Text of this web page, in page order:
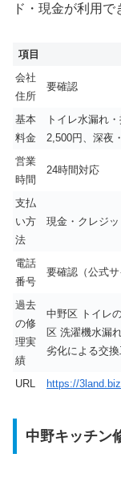
ド・現金が利用で
項目
会社
住所
要確認
基本
料金
トイレ水漏れ
2,500円、深夜
営業
時間
24時間対応
支払
い方
法
現金・クレジ
電話
番号
要確認（公式サ
過去
の修
理実
績
中野区 トイレ
区 洗濯機水漏
劣化による交換
URL https://
中野キッチン